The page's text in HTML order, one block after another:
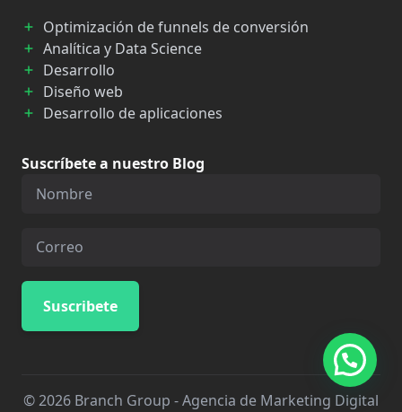
Optimización de funnels de conversión
Analítica y Data Science
Desarrollo
Diseño web
Desarrollo de aplicaciones
Suscríbete a nuestro Blog
© 2026 Branch Group - Agencia de Marketing Digital